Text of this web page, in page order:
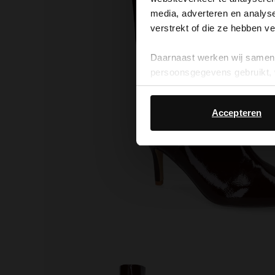
media, adverteren en
verstrekt of die ze hebben
Daarnaast werken wij
persoonsgegevens gebruikt,
Accepteren